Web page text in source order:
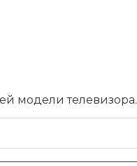
модели телевизора.